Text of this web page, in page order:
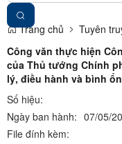
Trang chủ
Tuyên
Công văn thực hiện
của Thủ tướng Chính
lý, điều hành và bình
Số hiệu:
Ngày ban hành: 07/05/
File đính kèm: